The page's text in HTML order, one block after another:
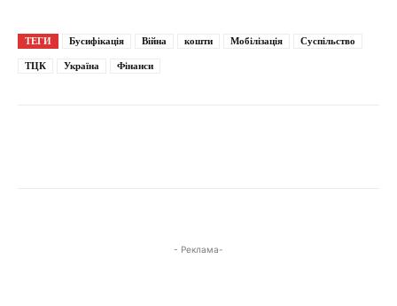
ТЕГИ Бусифікація Війна кошти Мобілізація Суспільство
ТЦК Україна Фінанси
- Реклама-